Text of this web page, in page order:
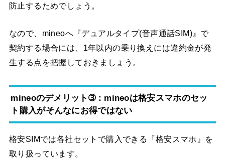
防止するためでしょう。
なので、mineoへ『デュアルタイプ(音声通話SIM)』で
契約する場合には、1年以内の乗り換えには違約金が発
生する点を把握しておきましょう。
mineoのデメリット➂：mineoは格安スマホのセッ
ト購入がそんなにお得ではない
格安SIMでは各社セットで購入できる『格安スマホ』を
取り扱っています。